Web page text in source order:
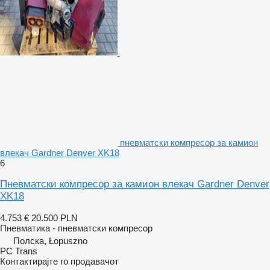
пневматски компресор за камион
влекач Gardner Denver XK18
6
Пневматски компресор за камион влекач Gardner Denver
XK18
4.753 € 20.500 PLN
Пневматика - пневматски компресор
Полска, Łopuszno
PC Trans
Контактирајте го продавачот